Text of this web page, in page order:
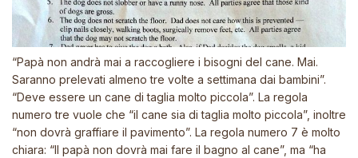
“Papà non andrà mai a raccogliere i bisogni del cane. Mai.
Saranno prelevati almeno tre volte a settimana dai bambini”.
“Deve essere un cane di taglia molto piccola”. La regola
numero tre vuole che “il cane sia di taglia molto piccola”, inoltre
“non dovrà graffiare il pavimento”. La regola numero 7 è molto
chiara: “Il papà non dovrà mai fare il bagno al cane”, ma “ha